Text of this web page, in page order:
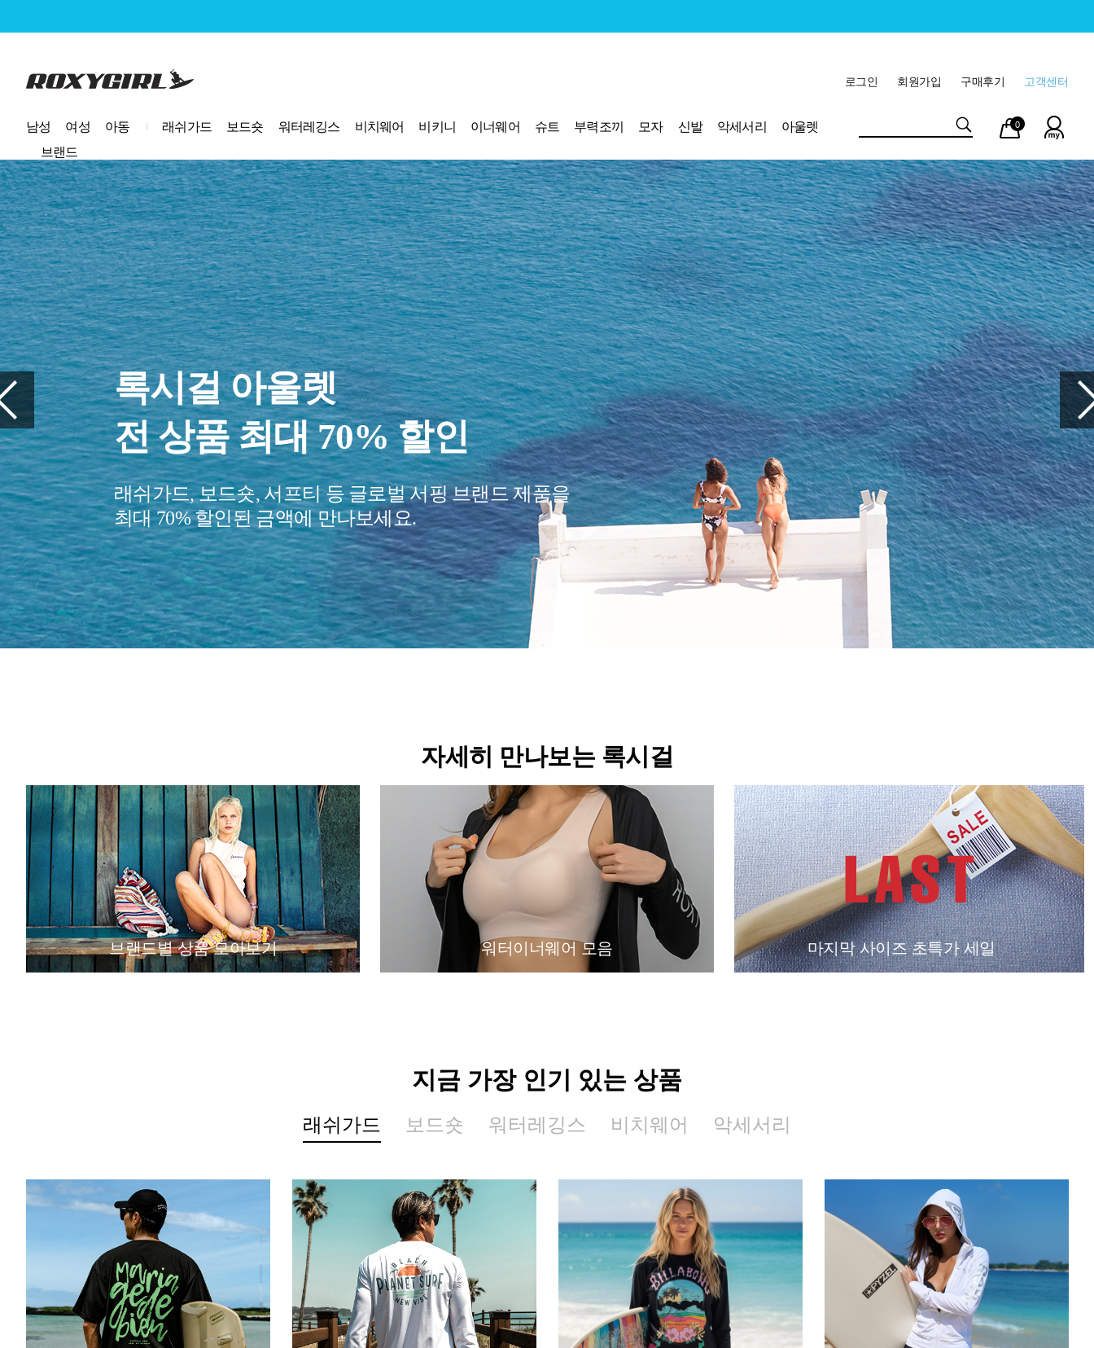
로고 고객센터
구매후기
회원가입
로그인
남성 여성 아동 래쉬가드 보드숏 워터레깅스 비치웨어 비키니 이너웨어 슈트 부력조끼 모자 신발 악세서리
아울렛
브랜드
마이
페이
장바
구니
0
여행을 준비하세요?
꼭 챙겨야 할 여행 필수품
당신의 여행을 편안하게 만들어줄
여행 아이템을 만나보세요
자세히 만나보는 록시걸
브랜드별 상품 모아보기 워터이너웨어 모음 마지막 사이즈 초특가 세일
지금 가장 인기 있는 상품
래쉬가드 보드숏 워터레깅스 비치웨어 악세서리